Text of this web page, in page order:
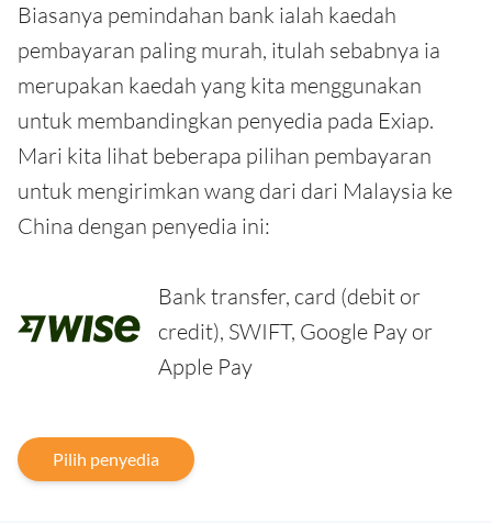
Biasanya pemindahan bank ialah kaedah
pembayaran paling murah, itulah sebabnya ia
merupakan kaedah yang kita menggunakan
untuk membandingkan penyedia pada Exiap.
Mari kita lihat beberapa pilihan pembayaran
untuk mengirimkan wang dari dari Malaysia ke
China dengan penyedia ini:
Bank transfer, card (debit or
credit), SWIFT, Google Pay or
Apple Pay
Pilih penyedia